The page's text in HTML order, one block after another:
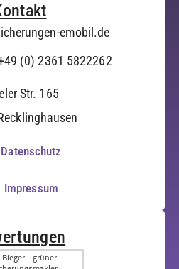
emobil.de
(0) 2361 5822262
Str. 165
Datenschutz
Impressum